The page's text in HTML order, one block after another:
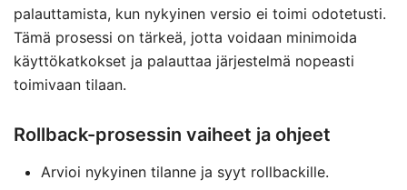
palauttamista, kun nykyinen versio ei toimi odotetusti.
Tämä prosessi on tärkeä, jotta voidaan minimoida
käyttökatkokset ja palauttaa järjestelmä nopeasti
toimivaan tilaan.
Rollback-prosessin vaiheet ja ohjeet
Arvioi nykyinen tilanne ja syyt rollbackille.